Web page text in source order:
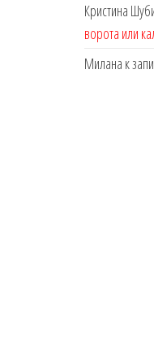
Кристина
ворота или
Милана к